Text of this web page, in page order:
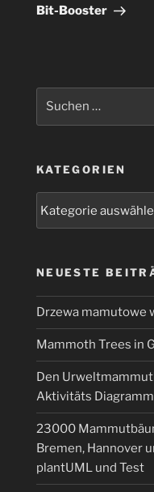
Bit-Booster
KATEGORIEN
NEUESTE
Drzewa mamutowe
Mammoth Trees in
Den
Aktivitäts
23000
Bremen, Hannover
plantUML und Test